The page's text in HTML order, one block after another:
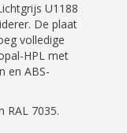
U1188
De plaat
volledige
HPL met
en ABS-
RAL 7035.